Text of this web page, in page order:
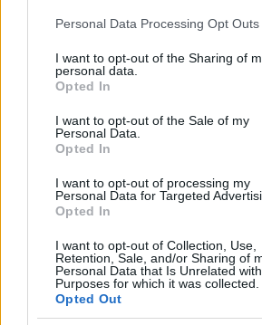
Please note that this website/app uses
not limited to your visit or usage
grant or deny consent to Google and its
use your data for below specified
consent section.
Personal Data Processing Opt Outs
I want to opt-out of the Sharing of
personal data.
Opted In
I want to opt-out of the Sale of my
Personal Data.
Opted In
I want to opt-out of processing my
Personal Data for Targeted
Opted In
I want to opt-out of Collection, Use,
Retention, Sale, and/or Sharing of
Personal Data that Is Unrelated
Purposes for which it was collected.
Opted Out
Mai Manó Ház a